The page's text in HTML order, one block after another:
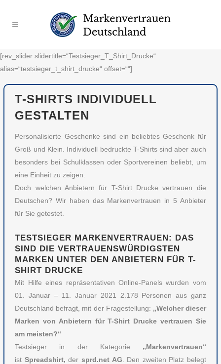
[rev_slider slidertitle=“Testsieger_T_Shirt_Drucke“
alias=“testsieger_t_shirt_drucke“ offset=““]
T-SHIRTS INDIVIDUELL
GESTALTEN
Personalisierte Geschenke sind ein beliebtes Geschenk für
Groß und Klein. Individuell bedruckte T-Shirts sind aber auch
besonders bei Schulklassen oder Sportvereinen beliebt, um
eine Einheit zu zeigen.
Doch welchen Anbietern für T-Shirt Drucke vertrauen die
Deutschen? Wir haben das Markenvertrauen in 5 Anbieter
für Sie getestet.
TESTSIEGER MARKENVERTRAUEN: DAS
SIND DIE VERTRAUENSWÜRDIGSTEN
MARKEN UNTER DEN ANBIETERN FÜR T-
SHIRT DRUCKE
Mit Hilfe eines repräsentativen Online-Panels wurden vom
01. Januar – 11. Januar 2021 2.178 Personen aus ganz
Deutschland befragt, mit der Fragestellung: „Welcher dieser
Marken von Anbietern für T-Shirt Drucke vertrauen Sie
am meisten?“
Testsieger in der Kategorie „Markenvertrauen“
ist Spreadshirt,der sprd.net AG . Den zweiten Platz belegt